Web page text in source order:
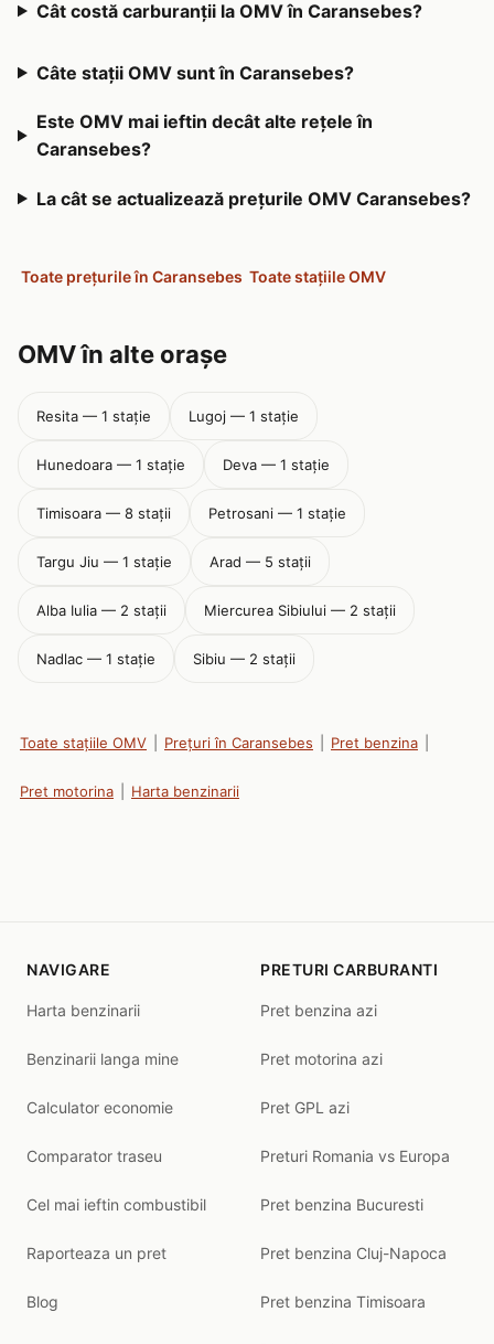
Cât costă carburanții la OMV în Caransebes?
Câte stații OMV sunt în Caransebes?
Este OMV mai ieftin decât alte rețele în
Caransebes?
La cât se actualizează prețurile OMV Caransebes?
Toate prețurile în Caransebes Toate stațiile OMV
OMV în alte orașe
Resita — 1 stație Lugoj — 1 stație
Hunedoara — 1 stație Deva — 1 stație
Timisoara — 8 stații Petrosani — 1 stație
Targu Jiu — 1 stație Arad — 5 stații
Alba Iulia — 2 stații Miercurea Sibiului — 2 stații
Nadlac — 1 stație Sibiu — 2 stații
Toate stațiile OMV Prețuri în Caransebes Pret benzina
Pret motorina Harta benzinarii
NAVIGARE
Harta benzinarii
Benzinarii langa mine
Calculator economie
Comparator traseu
Cel mai ieftin combustibil
Raporteaza un pret
Blog
PRETURI CARBURANTI
Pret benzina azi
Pret motorina azi
Pret GPL azi
Preturi Romania vs Europa
Pret benzina Bucuresti
Pret benzina Cluj-Napoca
Pret benzina Timisoara